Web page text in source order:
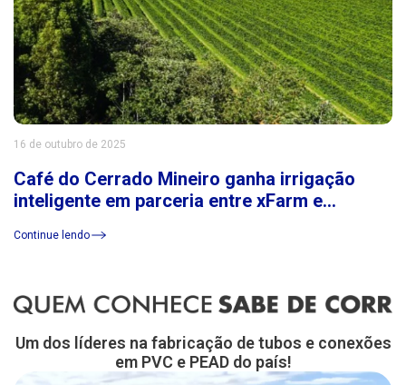
16 de outubro de 2025
Café do Cerrado Mineiro ganha irrigação
inteligente em parceria entre xFarm e
Continue lendo
Um dos líderes na fabricação de tubos e conexões
em PVC e PEAD do país!